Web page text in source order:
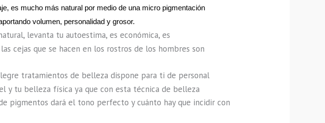
es mucho más natural por medio de una micro pigmentación
volumen, personalidad y grosor.
levanta tu autoestima, es económica, es
cejas que se hacen en los rostros de los hombres son
tratamientos de belleza dispone para ti de personal
y tu belleza física ya que con esta técnica de belleza
pigmentos dará el tono perfecto y cuánto hay que incidir con